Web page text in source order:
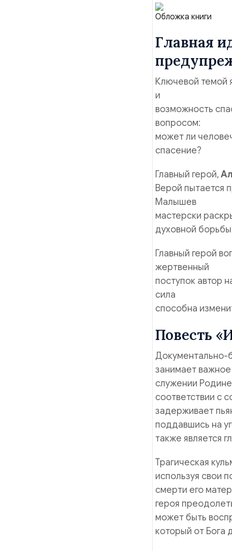
Обложка книги
Главная
Ключевой темой
и
возможность
вопросом:
может ли
спасение?
Главный герой,
Верой пытается
Малышев
мастерски
духовной
Главный герой
жертвенный
поступок автор
сила
способна
Повесть
Документально-
занимает важное
служении
соответствии с
задерживает
поддавшись на
также является
Трагическая
используя свои
смерти его
героя
может быть
который от Бога